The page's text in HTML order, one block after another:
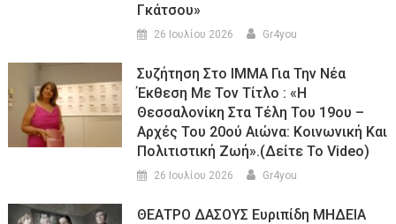
Γκάτσου»
26 Ιουλίου 2026 Gr4you
Συζήτηση Στο ΙΜΜΑ Για Την Νέα
Έκθεση Με Τον Τίτλο : «Η
Θεσσαλονίκη Στα Τέλη Του 19ου –
Αρχές Του 20ού Αιώνα: Κοινωνική Και
Πολιτιστική Ζωή».(Δείτε Το Video)
26 Ιουλίου 2026 Gr4you
ΘΕΑΤΡΟ ΔΑΣΟΥΣ Ευριπίδη ΜΗΔΕΙΑ